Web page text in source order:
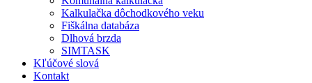
Kalkulačka dôchodkového veku
Fiškálna databáza
Dlhová brzda
SIMTASK
Kľúčové slová
Kontakt